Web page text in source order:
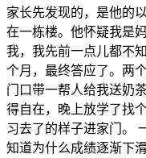
家长先发现的，是他的
在一栋楼。他怀疑我是
我，我先前一点儿都不
个月，最终答应了。两
门口带一帮人给我送奶
得自在，晚上放学了找
习去了的样子进家门。
知道为什么成绩逐渐下